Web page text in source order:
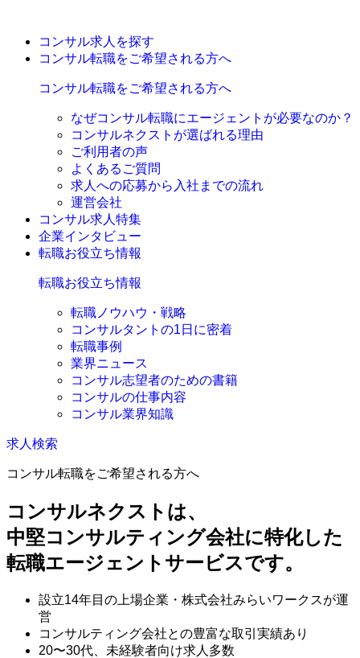
コンサル求人を探す
コンサル転職をご希望される方へ
コンサル転職をご希望される方へ
なぜコンサル転職にエージェントが必要なのか？
コンサルネクストが選ばれる理由
ご利用者の声
よくあるご質問
求人への応募から入社までの流れ
運営会社
コンサル求人特集
企業インタビュー
転職お役立ち情報
転職お役立ち情報
転職ノウハウ・戦略
コンサルタントの1日に密着
転職事例
業界ニュース
コンサル志望者のための書籍
コンサルの仕事内容
コンサル業界知識
求人検索
コンサル転職をご希望される方へ
コンサルネクストは、
中堅コンサルティング会社に特化した
転職エージェントサービスです。
設立14年目の上場企業・株式会社みらいワークスが運
営
コンサルティング会社との豊富な取引実績あり
20〜30代、未経験者向け求人多数